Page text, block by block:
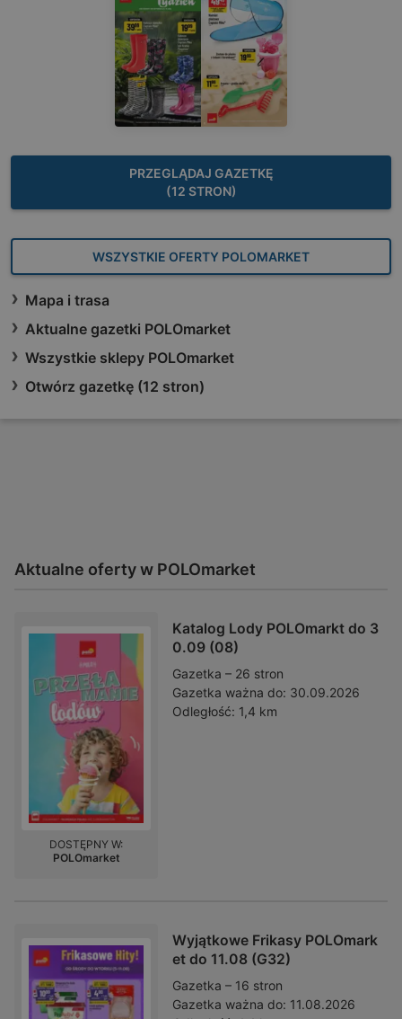
PRZEGLĄDAJ GAZETKĘ
(12 STRON)
WSZYSTKIE OFERTY POLOMARKET
Mapa i trasa
Aktualne gazetki POLOmarket
Wszystkie sklepy POLOmarket
Otwórz gazetkę (12 stron)
Aktualne oferty w POLOmarket
Katalog Lody POLOmarkt do 3
0.09 (08)
Gazetka – 26 stron
Gazetka ważna do: 30.09.2026
Odległość: 1,4 km
DOSTĘPNY W:
POLOmarket
Wyjątkowe Frikasy POLOmark
et do 11.08 (G32)
Gazetka – 16 stron
Gazetka ważna do: 11.08.2026